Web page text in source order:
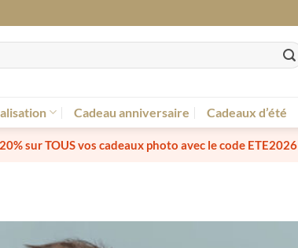
Cadeau anniversaire Cadeaux d’été
sur TOUS vos cadeaux photo avec le code ETE2026